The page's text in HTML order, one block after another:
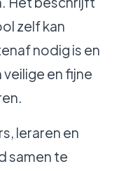
zelf kan
nodig is en
en fijne
leraren en
samen te